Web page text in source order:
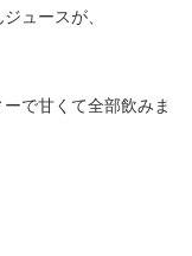
ュースが、
で甘くて全部飲みま